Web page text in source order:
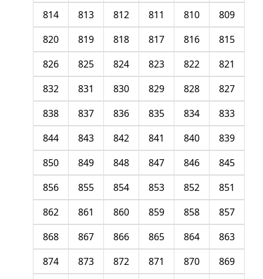
809
810
811
812
813
814
815
816
817
818
819
820
821
822
823
824
825
826
827
828
829
830
831
832
833
834
835
836
837
838
839
840
841
842
843
844
845
846
847
848
849
850
851
852
853
854
855
856
857
858
859
860
861
862
863
864
865
866
867
868
869
870
871
872
873
874